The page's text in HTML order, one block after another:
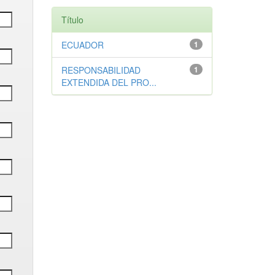
Título
1
ECUADOR
1
RESPONSABILIDAD
EXTENDIDA DEL PRO...